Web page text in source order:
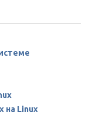
[][]~\_______|
\__/      \_/
на Linux